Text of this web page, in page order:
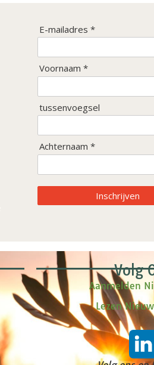
E-mailadres *
Voornaam *
tussenvoegsel
Achternaam *
Inschrijven
Volg
Aanmelden
Lezen